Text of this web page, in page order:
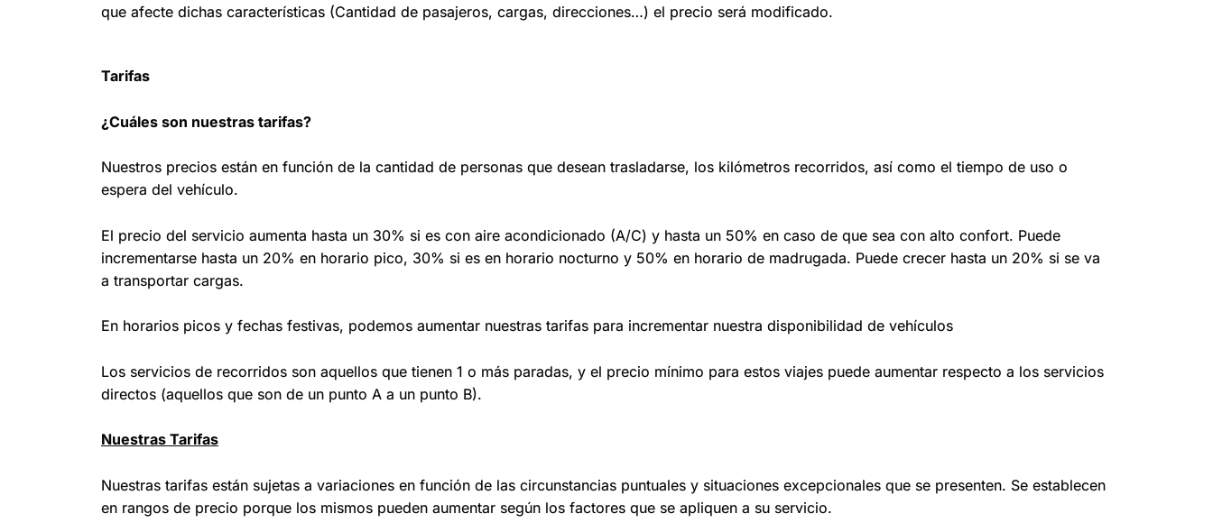
que afecte dichas características (Cantidad de pasajeros, cargas, direcciones…) el precio será modificado.
Tarifas
¿Cuáles son nuestras tarifas?
Nuestros precios están en función de la cantidad de personas que desean trasladarse, los kilómetros recorridos, así como el tiempo de uso o
espera del vehículo.
El precio del servicio aumenta hasta un 30% si es con aire acondicionado (A/C) y hasta un 50% en caso de que sea con alto confort. Puede
incrementarse hasta un 20% en horario pico, 30% si es en horario nocturno y 50% en horario de madrugada. Puede crecer hasta un 20% si se va
a transportar cargas.
En horarios picos y fechas festivas, podemos aumentar nuestras tarifas para incrementar nuestra disponibilidad de vehículos
Los servicios de recorridos son aquellos que tienen 1 o más paradas, y el precio mínimo para estos viajes puede aumentar respecto a los servicios
directos (aquellos que son de un punto A a un punto B).
Nuestras Tarifas
Nuestras tarifas están sujetas a variaciones en función de las circunstancias puntuales y situaciones excepcionales que se presenten. Se establecen
en rangos de precio porque los mismos pueden aumentar según los factores que se apliquen a su servicio.